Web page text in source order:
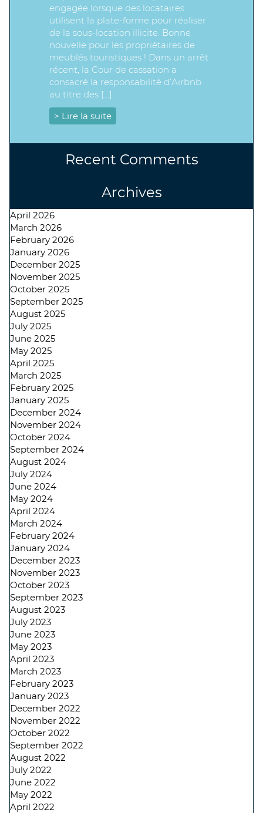
engagée lorsque des locataires
utilisent la plate-forme pour réaliser
de la sous-location illicite. Bonne
nouvelle pour les propriétaires de
meublés touristiques ! Dans un arrêt
récent, la Cour de cassation a
consacré la responsabilité d’Airbnb
au titre des […]
> Lire la suite
Recent Comments
Archives
April 2026
March 2026
February 2026
January 2026
December 2025
November 2025
October 2025
September 2025
August 2025
July 2025
June 2025
May 2025
April 2025
March 2025
February 2025
January 2025
December 2024
November 2024
October 2024
September 2024
August 2024
July 2024
June 2024
May 2024
April 2024
March 2024
February 2024
January 2024
December 2023
November 2023
October 2023
September 2023
August 2023
July 2023
June 2023
May 2023
April 2023
March 2023
February 2023
January 2023
December 2022
November 2022
October 2022
September 2022
August 2022
July 2022
June 2022
May 2022
April 2022